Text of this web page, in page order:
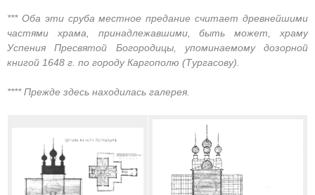
*** Оба эти сруба местное предание считает древнейшими
частями храма, принадлежавшими, быть может, храму
Успения Пресвятой Богородицы, упоминаемому дозорной
книгой 1648 г. по городу Каргополю (Тургасову).
**** Прежде здесь находилась галерея.